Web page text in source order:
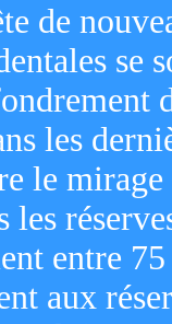
de
se
les
le
les
entre
aux